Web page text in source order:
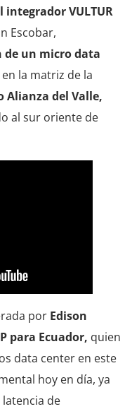
VULTUR
Escobar,
un micro data
en la matriz de la
Alianza del Valle,
al sur oriente de
por Edison
para Ecuador, quien
data center en este
hoy en día, ya
de